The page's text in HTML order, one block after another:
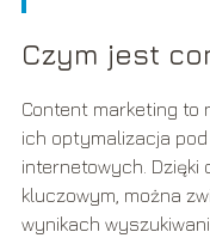
Czym jest
Content marketing to
ich optymalizacja
internetowych. Dzięki
kluczowym, można
wynikach